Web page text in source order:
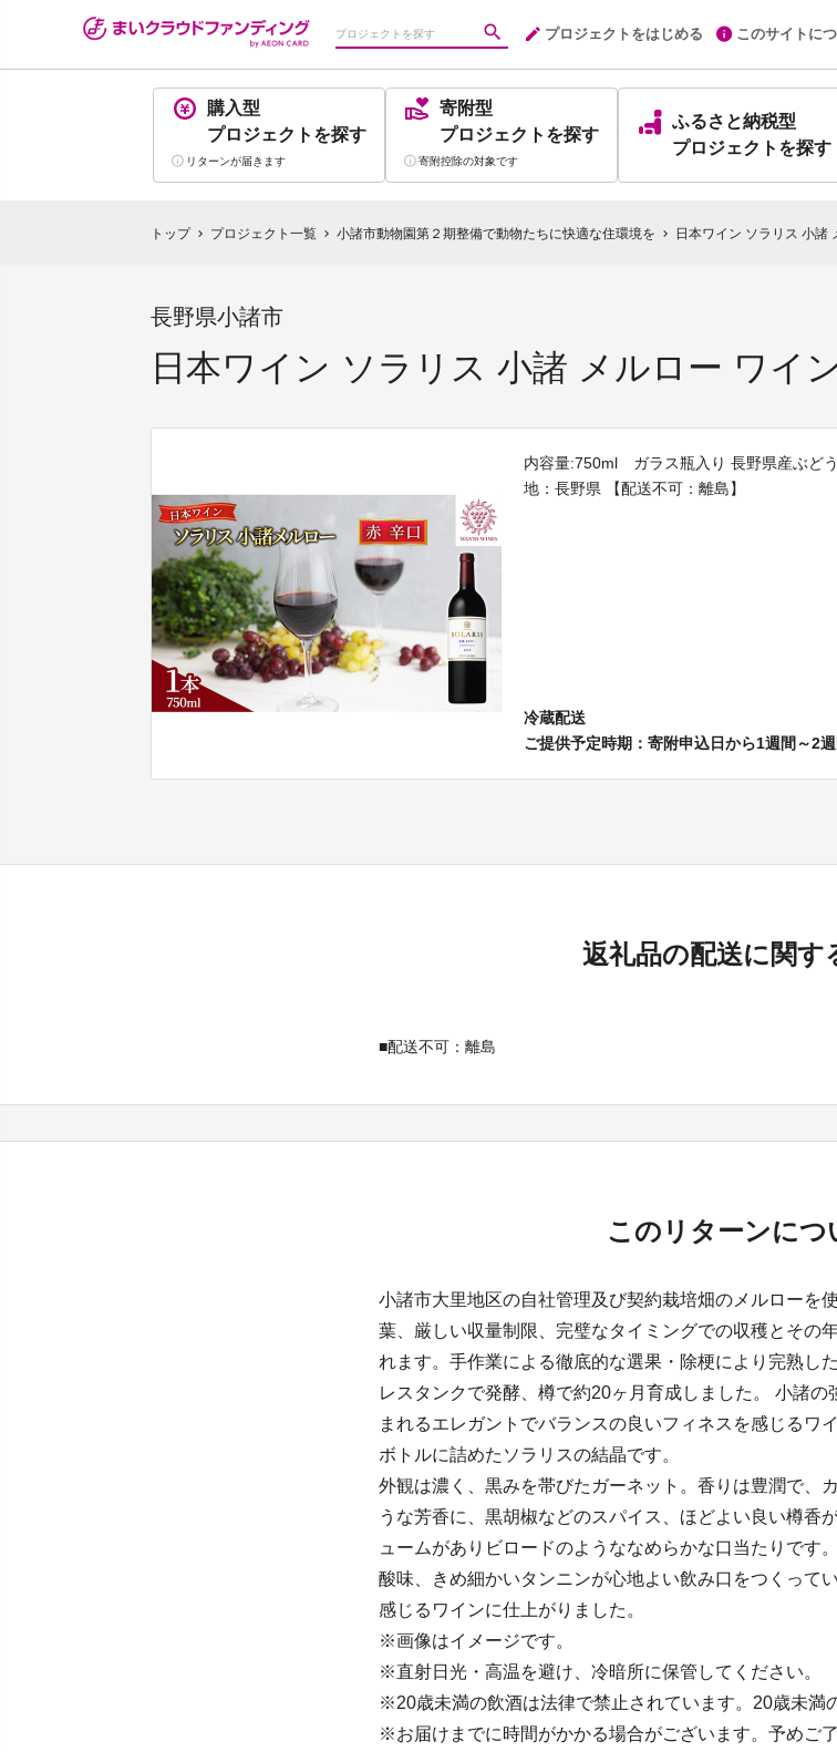
プロジェクトをはじめる このサイトに
購入型
プロジェクト を探す
リターンが届きます
寄附型
プロジェクト を探す
寄附控除の対象です
ふるさと納税型
プロジェクト を探す
トップ chevron_right プロジェクト一覧 chevron_right 小諸市動物園第２期整備で動物たちに快適な住環境を chevron_right 日本ワイン ソラリス 小諸
長野県小諸市
日本ワイン ソラリス 小諸 メルロー ワイ
内容量:750ml ガラス瓶入り 長野県産ぶど
地：長野県 【配送不可：離島】
冷蔵配送
ご提供予定時期：寄附申込日から1週間～2
返礼品の配送に関す
■配送不可：離島
このリターンにつ
小諸市大里地区の自社管理及び契約栽培畑のメルローを
葉、厳しい収量制限、完璧なタイミングでの収穫とその
れます。手作業による徹底的な選果・除梗により完熟し
レスタンクで発酵、樽で約20ヶ月育成しました。 小諸
まれるエレガントでバランスの良いフィネスを感じるワ
ボトルに詰めたソラリスの結晶です。
外観は濃く、黒みを帯びたガーネット。香りは豊潤で、
うな芳香に、黒胡椒などのスパイス、ほどよい良い樽香
ュームがありビロードのようななめらかな口当たりです
酸味、きめ細かいタンニンが心地よい飲み口をつくって
感じるワインに仕上がりました。
※画像はイメージです。
※直射日光・高温を避け、冷暗所に保管してください。
※20歳未満の飲酒は法律で禁止されています。20歳未満
※お届けまでに時間がかかる場合がございます。予めご了